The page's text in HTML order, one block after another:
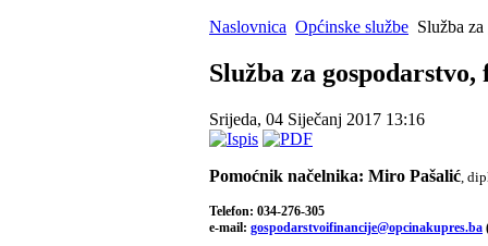
Naslovnica Općinske službe Služba
Služba za
Srijeda, 04 Siječanj 2017 13:16
Pomoćnik načelnika: Miro Pašalić ,
Telefon: 034-276-305
e-mail: gospodarstvoifinancije@opcinakupres.ba